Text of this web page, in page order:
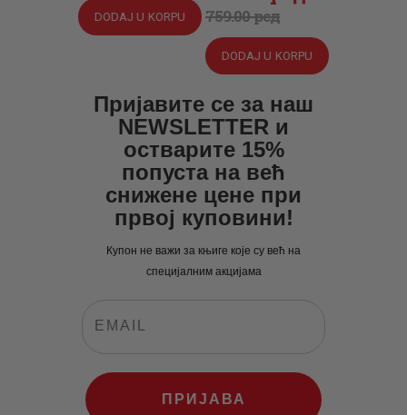
bila:
рсд.
550.
рсд.
DODAJ U KORPU 759.00рсд
cena
je
bila:
759 .
0
0
рсд.
cena
je:
570.
0
0
рсд.
DODAJ U KORPU
Пријавите се за наш
NEWSLETTER и
остварите 15%
попуста на већ
снижене цене при
првој куповини!
Купон не важи за књиге које су већ на
специјалним акцијама
ПРИЈАВА